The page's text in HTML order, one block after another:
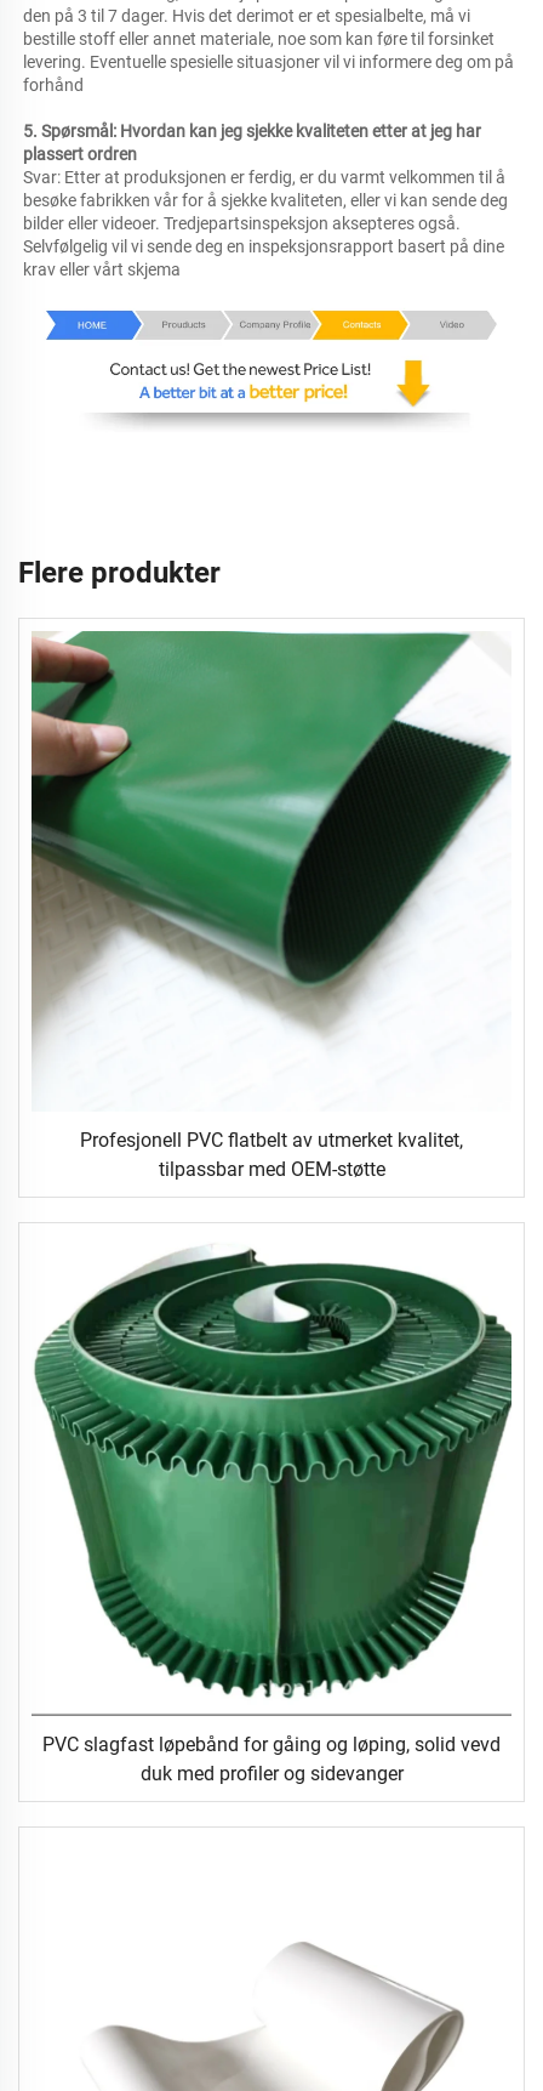
den på 3 til 7 dager. Hvis det derimot er et spesialbelte, må vi
bestille stoff eller annet materiale, noe som kan føre til forsinket
levering. Eventuelle spesielle situasjoner vil vi informere deg om på
forhånd
5. Spørsmål: Hvordan kan jeg sjekke kvaliteten etter at jeg har
plassert ordren
Svar: Etter at produksjonen er ferdig, er du varmt velkommen til å
besøke fabrikken vår for å sjekke kvaliteten, eller vi kan sende deg
bilder eller videoer. Tredjepartsinspeksjon aksepteres også.
Selvfølgelig vil vi sende deg en inspeksjonsrapport basert på dine
krav eller vårt skjema
Flere produkter
Profesjonell PVC flatbelt av utmerket kvalitet,
tilpassbar med OEM-støtte
PVC slagfast løpebånd for gåing og løping, solid vevd
duk med profiler og sidevanger